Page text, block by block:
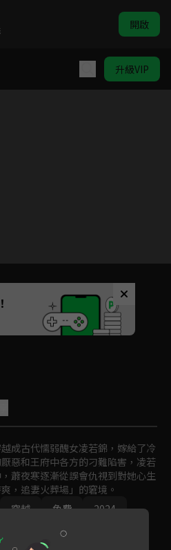
開啟
升級VIP
成古代懦弱醜女凌若錦，嫁給了冷
惡和王府中各方的刁難陷害，凌若
蕭夜寒逐漸從誤會仇視到對她心生
，追妻火葬場」的窘境。
穿越 免費 2024